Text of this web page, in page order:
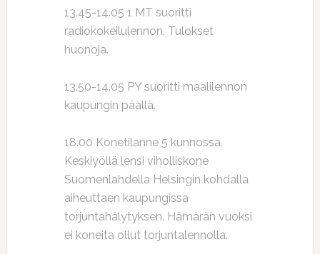
13.45-14.05 1 MT suoritti
radiokokeilulennon. Tulokset
huonoja.
13.50-14.05 PY suoritti maalilennon
kaupungin päällä.
18.00 Konetilanne 5 kunnossa.
Keskiyöllä lensi viholliskone
Suomenlahdella Helsingin kohdalla
aiheuttaen kaupungissa
torjuntahälytyksen. Hämärän vuoksi
ei koneita ollut torjuntalennolla.